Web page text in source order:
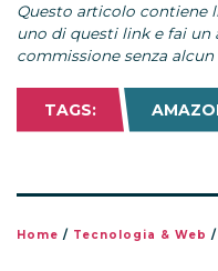
Questo articolo contiene
uno di questi link e fai un
commissione senza
TAGS:
Home / Tecnologia & Web /